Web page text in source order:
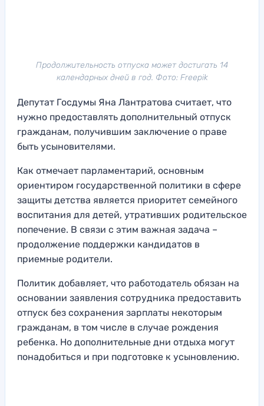
Продолжительность отпуска может достигать 14
календарных дней в год. Фото: Freepik
Депутат Госдумы Яна Лантратова считает, что
нужно предоставлять дополнительный отпуск
гражданам, получившим заключение о праве
быть усыновителями.
Как отмечает парламентарий, основным
ориентиром государственной политики в сфере
защиты детства является приоритет семейного
воспитания для детей, утративших родительское
попечение. В связи с этим важная задача –
продолжение поддержки кандидатов в
приемные родители.
Политик добавляет, что работодатель обязан на
основании заявления сотрудника предоставить
отпуск без сохранения зарплаты некоторым
гражданам, в том числе в случае рождения
ребенка. Но дополнительные дни отдыха могут
понадобиться и при подготовке к усыновлению.